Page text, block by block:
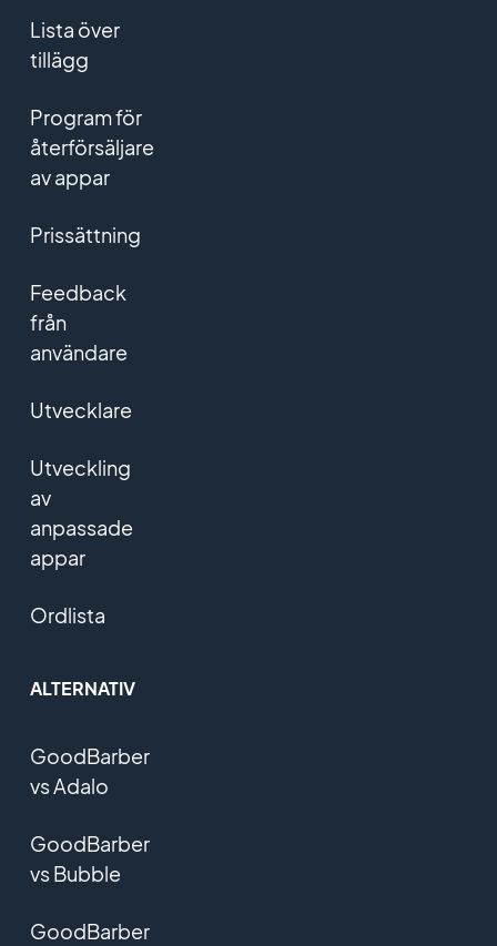
Lista över
tillägg
Program för
återförsäljare
av appar
Prissättning
Feedback
från
användare
Utvecklare
Utveckling
av
anpassade
appar
Ordlista
ALTERNATIV
GoodBarber
vs Adalo
GoodBarber
vs Bubble
GoodBarber